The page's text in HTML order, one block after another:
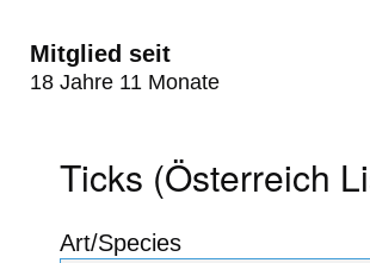
Mitglied seit
18 Jahre 11 Monate
Ticks (Österreich
Art/Species